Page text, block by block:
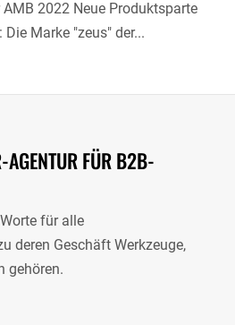
2022 Neue Produktsparte
Marke "zeus" der...
FÜR B2B-
für alle
deren Geschäft Werkzeuge,
gehören.